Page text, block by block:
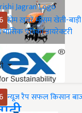
होमख़बरेंमौसमखेती-बाड़ी
मासिक पत्रिकाडायरेक्टरी
न्यूज़ रैपसफल किसान